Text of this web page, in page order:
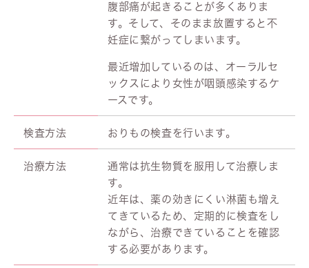
腹部痛が起きることが多くありま
す。そして、そのまま放置すると不
妊症に繋がってしまいます。
最近増加しているのは、オーラルセ
ックスにより女性が咽頭感染するケ
ースです。
検査方法 おりもの検査を行います。
治療方法
通常は抗生物質を服用して治療しま
す。
近年は、薬の効きにくい淋菌も増え
てきているため、定期的に検査をし
ながら、治療できていることを確認
する必要があります。